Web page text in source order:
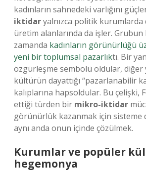
kadınların sahnedeki varlığını
iktidaryalnızca politik
üretim alanlarında da işler. Grubun
zamanda kadınların görünürlüğü
yeni bir toplumsal pazarlıktı. Bir
özgürleşme sembolü oldular,
kültürün dayattığı “pazarlanabilir
kalıplarına hapsoldular. Bu çelişki,
ettiği türden bir mikro-iktidar
görünürlük kazanmak için sisteme
aynı anda onun içinde çözülmek.
Kurumlar ve popüler
hegemonya